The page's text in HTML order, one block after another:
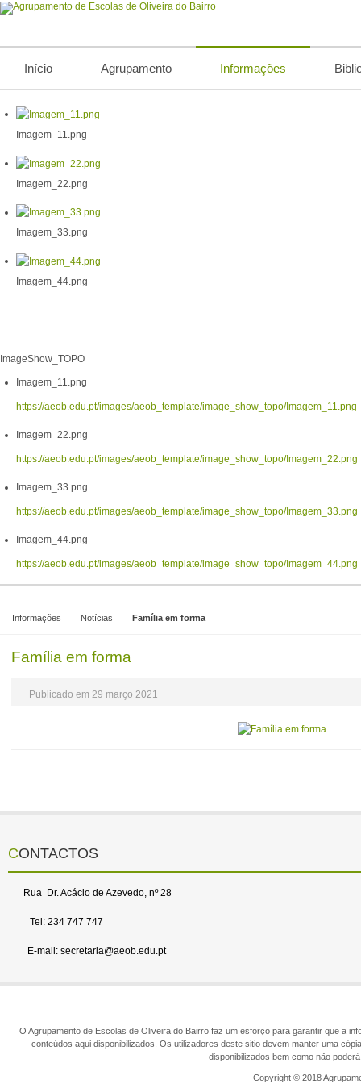
Início Agrupamento Informações
Imagem_11.png
Imagem_22.png
Imagem_33.png
Imagem_44.png
ImageShow_TOPO
Imagem_11.png
https://aeob.edu.pt/images/aeob_template/image_show_topo/Imagem_11.png
Imagem_22.png
https://aeob.edu.pt/images/aeob_template/image_show_topo/Imagem_22.png
Imagem_33.png
https://aeob.edu.pt/images/aeob_template/image_show_topo/Imagem_33.png
Imagem_44.png
https://aeob.edu.pt/images/aeob_template/image_show_topo/Imagem_44.png
Informações Notícias Família em forma
Família em forma
Publicado em 29 março 2021
CONTACTOS
Rua Dr. Acácio de Azevedo, nº 28
Tel: 234 747 747
E-mail: secretaria@aeob.edu.pt
O Agrupamento de Escolas de Oliveira do Bairro faz um esforço para garantir que a
conteúdos aqui disponibilizados. Os utilizadores deste sitio devem manter uma
disponibilizados bem como não
Copyright © 2018